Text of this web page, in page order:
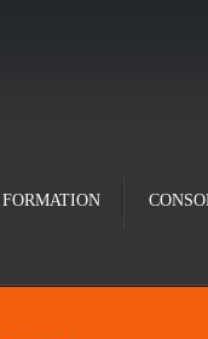
FORMATION